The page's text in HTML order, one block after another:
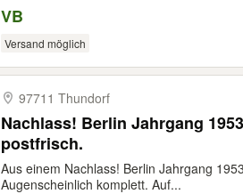
VB
Versand möglich
97711 Thundorf
Nachlass! Berlin Jahrgang
postfrisch.
Aus einem Nachlass! Berlin Jahrgang
Augenscheinlich komplett. Auf...